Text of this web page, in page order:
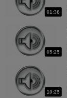
01:38
05:25
10:25